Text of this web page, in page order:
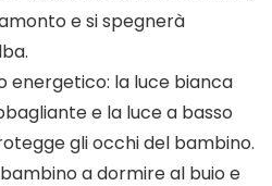
e si spegnerà
energetico: la luce bianca
e la luce a basso
gli occhi del bambino.
a dormire al buio e